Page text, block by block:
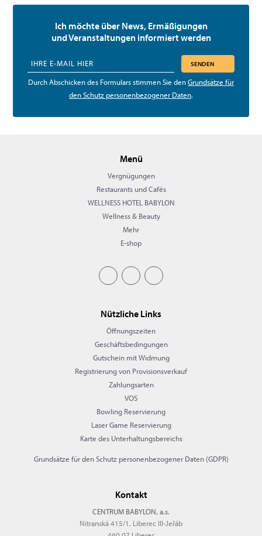
Ich möchte über News, Ermäßigungen
und Veranstaltungen informiert werden
SENDEN
Durch Abschicken des Formulars stimmen Sie denGrundsätze für
den Schutz personenbezogener Daten.
Menü
Vergnügungen
Restaurants und Cafés
WELLNESS HOTEL BABYLON
Wellness & Beauty
Mehr
E-shop
Nützliche Links
Öffnungszeiten
Geschäftsbedingungen
Gutschein mit Widmung
Registrierung von Provisionsverkauf
Zahlungsarten
VOS
Bowling Reservierung
Laser Game Reservierung
Karte des Unterhaltungsbereichs
Grundsätze für den Schutz personenbezogener Daten (GDPR)
Kontakt
CENTRUM BABYLON, a.s.
Nitranská 415/1, Liberec III-Jeřáb